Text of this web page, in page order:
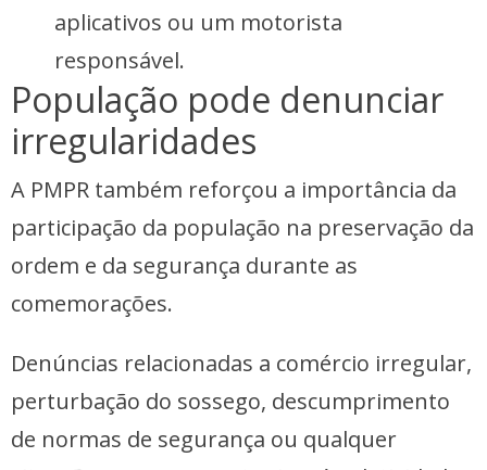
aplicativos ou um motorista
responsável.
População pode denunciar
irregularidades
A PMPR também reforçou a importância da
participação da população na preservação da
ordem e da segurança durante as
comemorações.
Denúncias relacionadas a comércio irregular,
perturbação do sossego, descumprimento
de normas de segurança ou qualquer